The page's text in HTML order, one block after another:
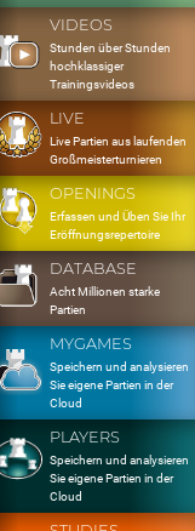
VIDEOS
Stunden über Stunden
hochklassiger
Trainingsvideos
LIVE
Live Partien aus laufenden
Großmeisterturnieren
OPENINGS
Erfassen und Üben Sie Ihr
Eröffnungsrepertoire
DATABASE
Acht Millionen starke
Partien
MYGAMES
Speichern und analysieren
Sie eigene Partien in der
Cloud
PLAYERS
Speichern und analysieren
Sie eigene Partien in der
Cloud